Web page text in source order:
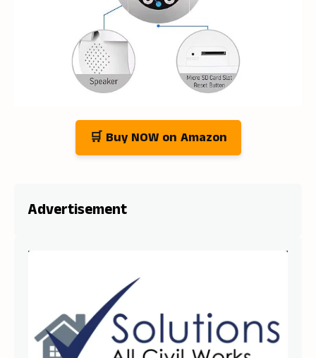
🛒 Buy NOW on Amazon
Advertisement